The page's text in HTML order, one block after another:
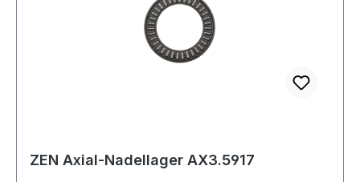
ZEN Axial-Nadellager AX3.5917